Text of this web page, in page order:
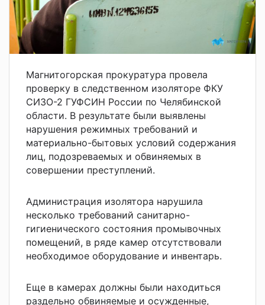
Магнитогорская прокуратура провела
проверку в следственном изоляторе ФКУ
СИЗО-2 ГУФСИН России по Челябинской
области. В результате были выявлены
нарушения режимных требований и
материально-бытовых условий содержания
лиц, подозреваемых и обвиняемых в
совершении преступлений.
Администрация изолятора нарушила
несколько требований санитарно-
гигиенического состояния промывочных
помещений, в ряде камер отсутствовали
необходимое оборудование и инвентарь.
Еще в камерах должны были находиться
раздельно обвиняемые и осужденные,